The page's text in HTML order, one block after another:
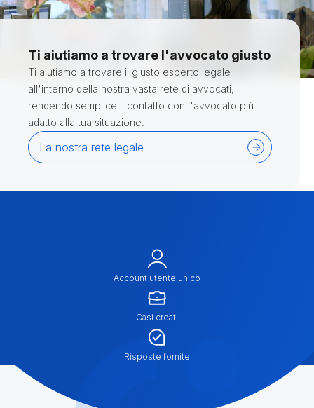
Ti aiutiamo a trovare l'avvocato giusto
Ti aiutiamo a trovare il giusto esperto legale
all'interno della nostra vasta rete di avvocati,
rendendo semplice il contatto con l'avvocato più
adatto alla tua situazione.
La nostra rete legale
Account utente unico
Casi creati
Risposte fornite